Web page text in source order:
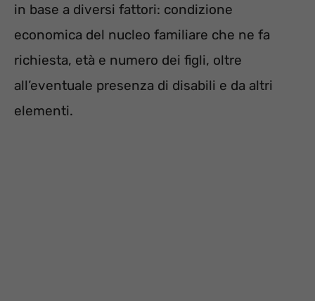
in base a diversi fattori: condizione
economica del nucleo familiare che ne fa
richiesta, età e numero dei figli, oltre
all’eventuale presenza di disabili e da altri
elementi.